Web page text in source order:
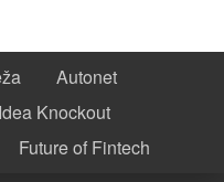
Autonet
Idea Knockout
Future of Fintech